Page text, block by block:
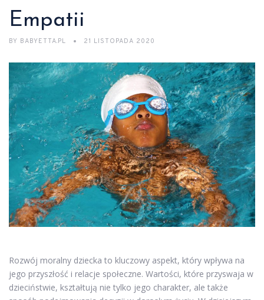
Empatii
BY BABYETTA.PL 21 LISTOPADA 2020
Rozwój moralny dziecka to kluczowy aspekt, który wpływa na
jego przyszłość i relacje społeczne. Wartości, które przyswaja w
dzieciństwie, kształtują nie tylko jego charakter, ale także